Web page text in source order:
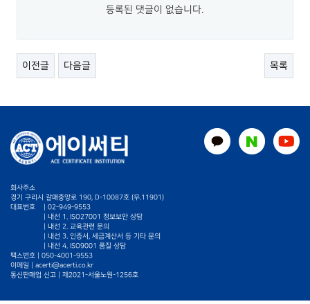
등록된 댓글이 없습니다.
이전글 다음글 목록
회사주소
경기 구리시 갈매중앙로 190, D-10087호 (우.11901)
대표번호
02-949-9553
| 내선 1. ISO27001 정보보안 상담
| 내선 2. 교육관련 문의
| 내선 3. 인증서, 세금계산서 등 기타 문의
| 내선 4. ISO9001 품질 상담
팩스번호 | 050-4001-9553
이메일 | acerti@acerti.co.kr
통신판매업 신고 | 제2021-서울노원-1256호